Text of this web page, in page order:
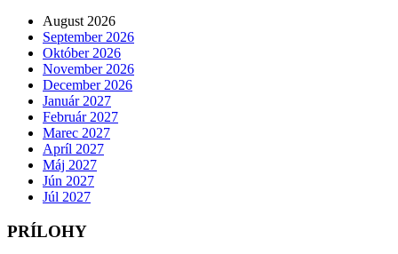
August 2026
September 2026
Október 2026
November 2026
December 2026
Január 2027
Február 2027
Marec 2027
Apríl 2027
Máj 2027
Jún 2027
Júl 2027
PRÍLOHY